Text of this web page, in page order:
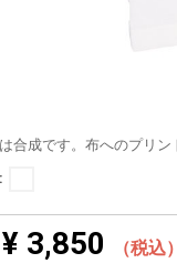
合成です。布へのプリ
¥ 3,850 （税込）